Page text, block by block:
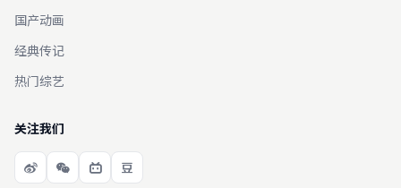
国产动画
经典传记
热门综艺
关注我们